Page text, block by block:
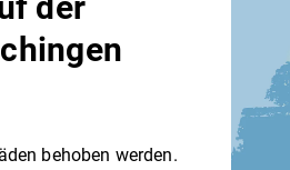
behoben werden.